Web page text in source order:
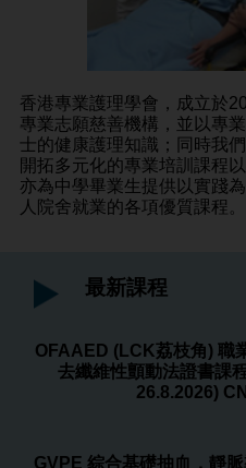
香港專業護理學會，成立於
專業志願慈善機構，並以專
士的健康護理知識；同時我
開拓多元化的專業培訓課程
亦為中學畢業生提供以實踐
人院舍就業的各項優質課程。
最新課程
OFAAED (LCK荔枝角) 職
去纖維性顫動法證書課
26.8.2026)
GVPE 綜合基礎抽血，靜